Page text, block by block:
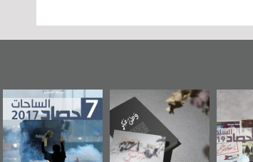
عن
حصاد 2017
عاشوراء البحرين...
ويكيليكس السفارة
الأمريكية